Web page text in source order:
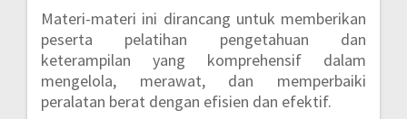
Materi-materi ini dirancang untuk memberikan
peserta pelatihan pengetahuan dan
keterampilan yang komprehensif dalam
mengelola, merawat, dan memperbaiki
peralatan berat dengan efisien dan efektif.